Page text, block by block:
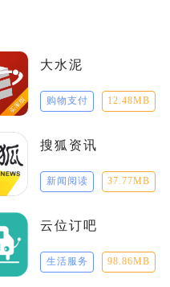
大水泥
购物支付 12.48MB
搜狐资讯
新闻阅读 37.77MB
云位订吧
生活服务 98.86MB